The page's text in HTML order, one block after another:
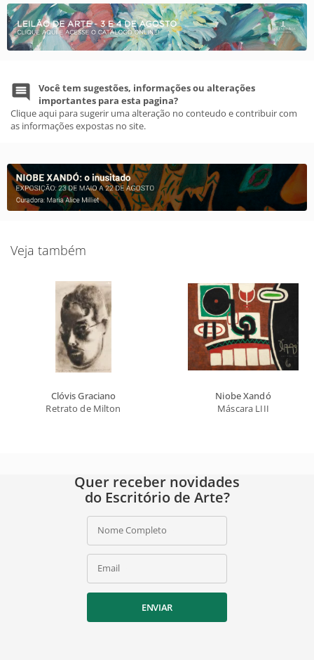
Você tem sugestões, informações ou alterações
importantes para esta pagina?
Clique aqui para sugerir uma alteração no conteudo e contribuir com
as informações expostas no site.
Veja também
Clóvis Graciano
Retrato de Milton
Niobe Xandó
Máscara LIII
Quer receber novidades
do Escritório de Arte?
Nome Completo
Email
ENVIAR